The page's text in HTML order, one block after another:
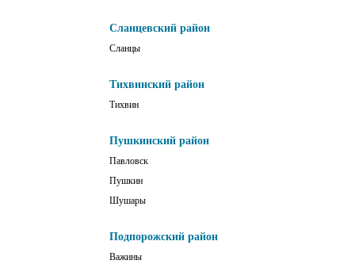
Сланцевский район
Сланцы
Тихвинский район
Тихвин
Пушкинский район
Павловск
Пушкин
Шушары
Подпорожский район
Важины